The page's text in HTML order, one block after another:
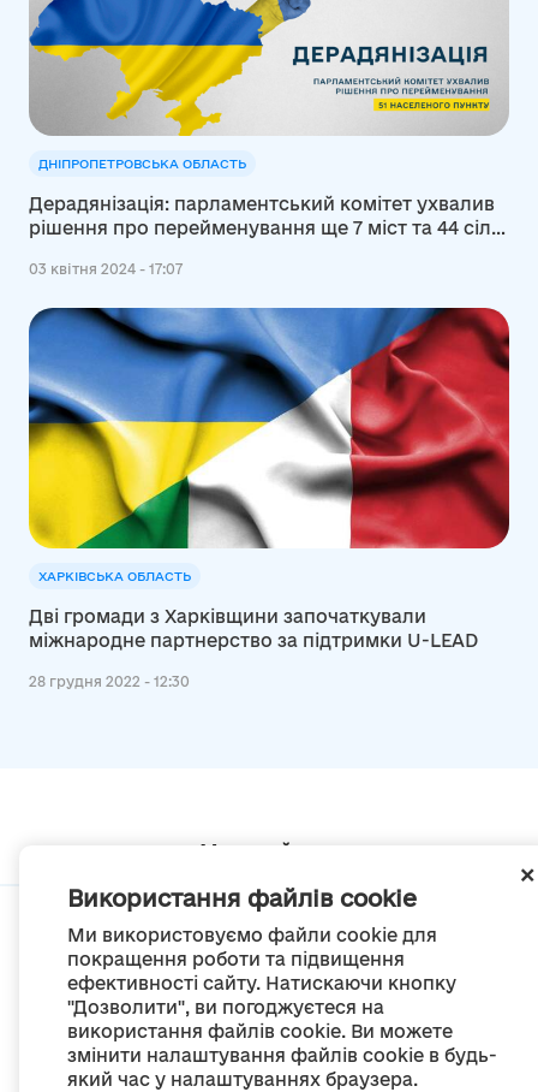
Використання файлів cookie
Ми використовуємо файли cookie для
покращення роботи та підвищення
ефективності сайту. Натискаючи кнопку
"Дозволити", ви погоджуєтеся на
використання файлів cookie. Ви можете
змінити налаштування файлів cookie в будь-
який час у налаштуваннях браузера.
ДНІПРОПЕТРОВСЬКА ОБЛАСТЬ
Дерадянізація: парламентський комітет ухвалив
рішення про перейменування ще 7 міст та 44 сіл і
03 квітня 2024 - 17:07
ХАРКІВСЬКА ОБЛАСТЬ
Дві громади з Харківщини започаткували
міжнародне партнерство за підтримки U-LEAD
28 грудня 2022 - 12:30
Мапа сайту
© Портал «Децентралізація», 2022
Проект був створений 2014 року для комунікації реформи місцевого
самоврядування
та територіальної організації влади в Україні.
Створення та наповнення - ГО «Портал «Децентралізація»